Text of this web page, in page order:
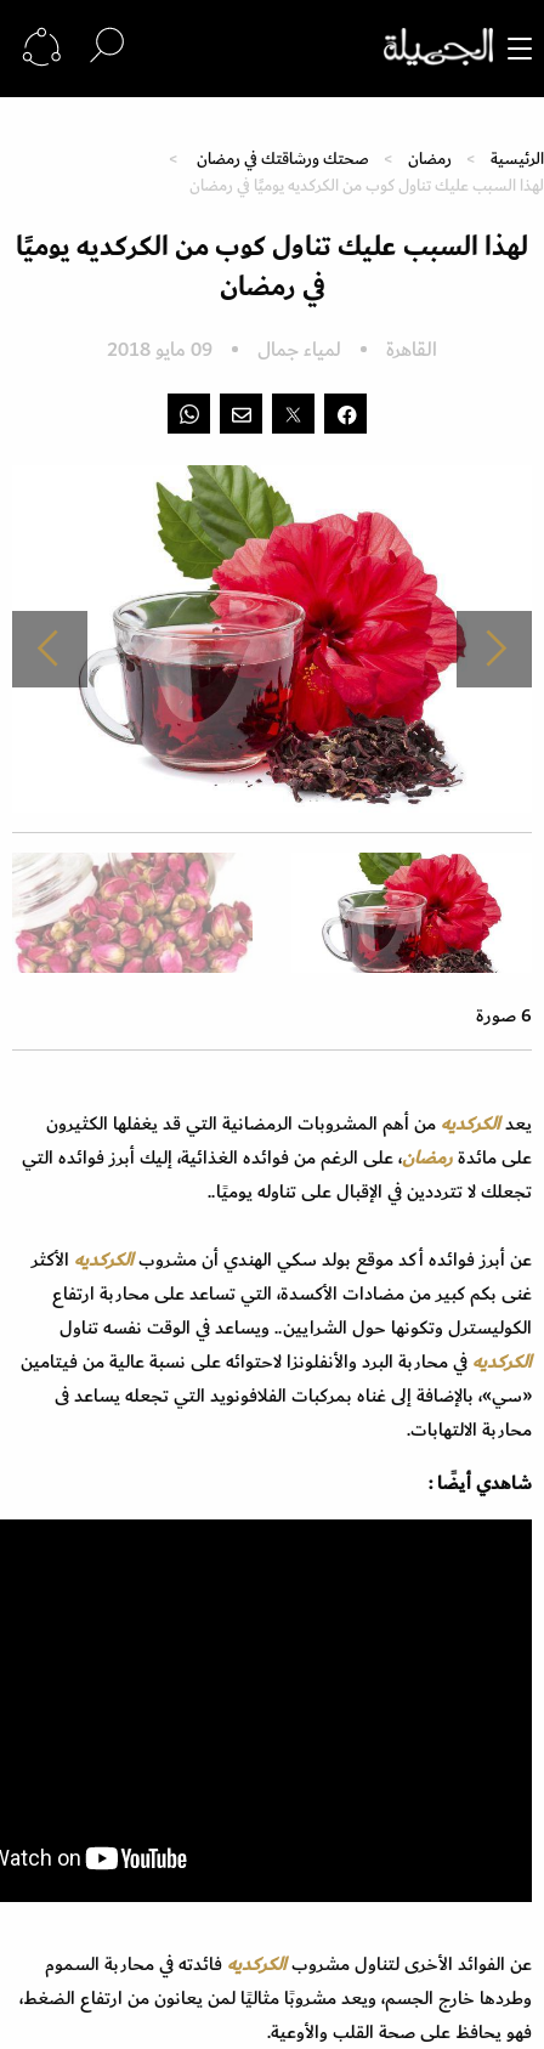
الرئيسية رمضان
صحتك ورشاقتك في رمضان
لهذا السبب عليك تناول كوب من الكركديه يوميًا في رمضان
لهذا السبب عليك تناول كوب من الكركديه يوميًا
في رمضان
القاهرة لمياء جمال 09 مايو 2018
6 صورة
يعدالكركديهمن أهم المشروبات الرمضانية التي قد يغفلها الكثيرون
على مائدةرمضان، على الرغم من فوائده الغذائية، إليك أبرز فوائده التي
تجعلك لا تترددين في الإقبال على تناوله يوميًا..
عن أبرز فوائده أكد موقع بولد سكي الهندي أن مشروبالكركديه الأكثر
غنى بكم كبير من مضادات الأكسدة، التي تساعد على محاربة ارتفاع
الكوليسترل وتكونها حول الشرايين.. ويساعد في الوقت نفسه تناول
الكركديهفي محاربة البرد والأنفلونزا لاحتوائه على نسبة عالية من فيتامين
«سي»، بالإضافة إلى غناه بمركبات الفلافونويد التي تجعله يساعد فى
محاربة الالتهابات.
شاهدي أيضًا :
عن الفوائد الأخرى لتناول مشروبالكركديهفائدته في محاربة السموم
وطردها خارج الجسم، ويعد مشروبًا مثاليًا لمن يعانون من ارتفاع الضغط،
فهو يحافظ على صحة القلب والأوعية.